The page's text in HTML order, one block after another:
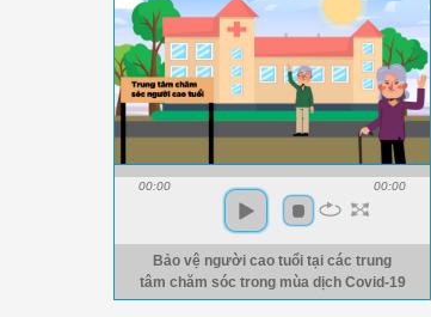
00:00 00:00
Bảo vệ người cao tuổi tại các trung
tâm chăm sóc trong mùa dịch Covid-19